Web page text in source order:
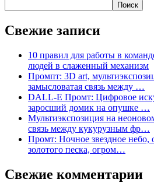
Поиск
Свежие записи
10 правил для работы в
людей в слаженный механизм
Промпт: 3D art,
замысловатая связь между …
DALL-E Промт: Цифровое
заросший домик на опушке …
Мультиэкспозиция на
связь между кукурузным фр…
Промт: Ночное звездное небо,
золотого песка, огром…
Свежие комментарии